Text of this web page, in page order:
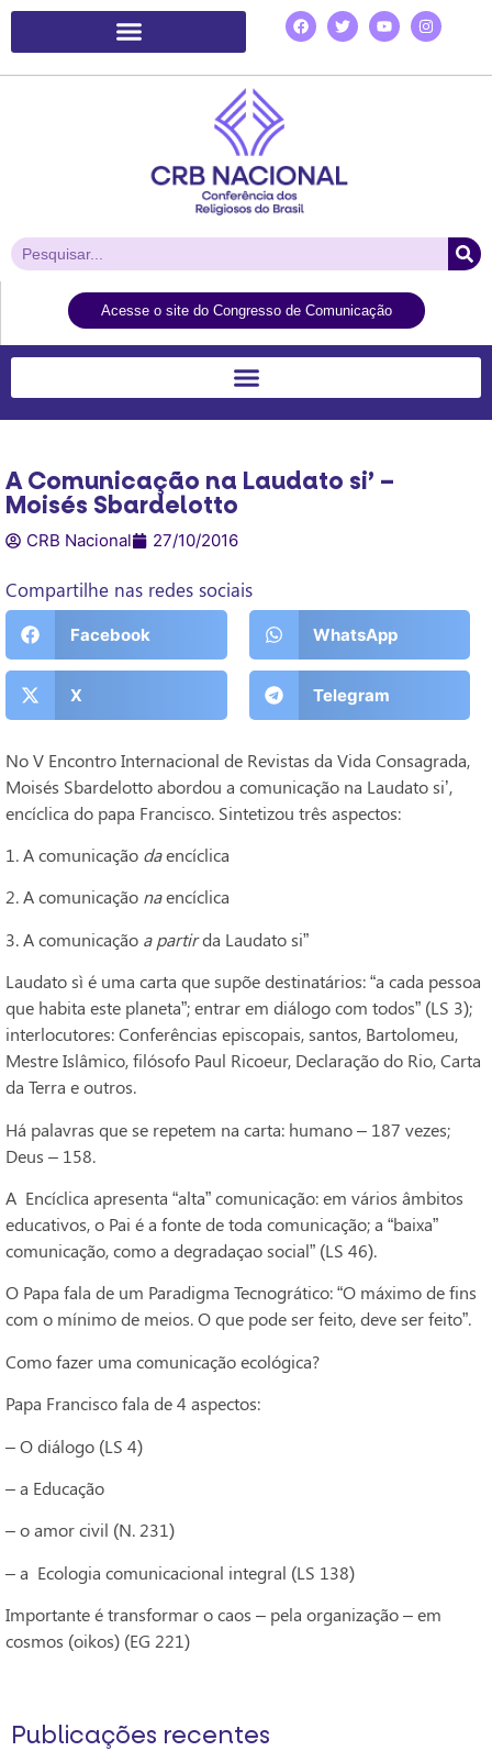
Acesse o site do Congresso de Comunicação
A Comunicação na Laudato si’ –
Moisés Sbardelotto
CRB Nacional 27/10/2016
Compartilhe nas redes sociais
Facebook WhatsApp
X Telegram
No V Encontro Internacional de Revistas da Vida Consagrada,
Moisés Sbardelotto abordou a comunicação na Laudato si’,
encíclica do papa Francisco. Sintetizou três aspectos:
1. A comunicação daencíclica
2. A comunicação naencíclica
3. A comunicação a partirda Laudato si”
Laudato sì é uma carta que supõe destinatários: “a cada pessoa
que habita este planeta”; entrar em diálogo com todos” (LS 3);
interlocutores: Conferências episcopais, santos, Bartolomeu,
Mestre Islâmico, filósofo Paul Ricoeur, Declaração do Rio, Carta
da Terra e outros.
Há palavras que se repetem na carta: humano – 187 vezes;
Deus – 158.
A Encíclica apresenta “alta” comunicação: em vários âmbitos
educativos, o Pai é a fonte de toda comunicação; a “baixa”
comunicação, como a degradaçao social” (LS 46).
O Papa fala de um Paradigma Tecnogrático: “O máximo de fins
com o mínimo de meios. O que pode ser feito, deve ser feito”.
Como fazer uma comunicação ecológica?
Papa Francisco fala de 4 aspectos:
– O diálogo (LS 4)
– a Educação
– o amor civil (N. 231)
– a Ecologia comunicacional integral (LS 138)
Importante é transformar o caos – pela organização – em
cosmos (oikos) (EG 221)
Publicações recentes